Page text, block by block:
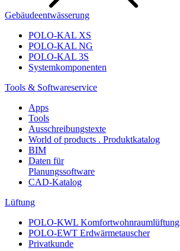
Gebäudeentwässerung
POLO-KAL XS
POLO-KAL NG
POLO-KAL 3S
Systemkomponenten
Tools & Softwareservice
Apps
Tools
Ausschreibungstexte
World of products . Produktkatalog
BIM
Daten für
Planungssoftware
CAD-Katalog
Lüftung
POLO-KWL Komfortwohnraumlüftung
POLO-EWT Erdwärmetauscher
Privatkunde